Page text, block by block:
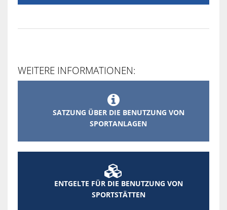
WEITERE INFORMATIONEN:

SATZUNG ÜBER DIE BENUTZUNG VON
SPORTANLAGEN

ENTGELTE FÜR DIE BENUTZUNG VON
SPORTSTÄTTEN